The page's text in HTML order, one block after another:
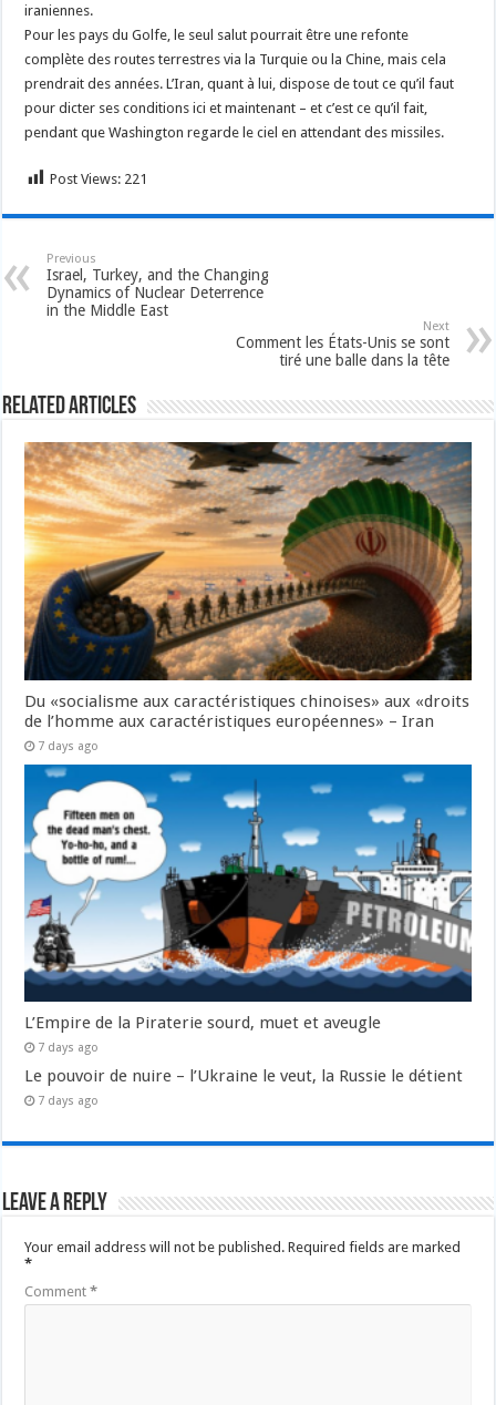
iraniennes.
Pour les pays du Golfe, le seul salut pourrait être une refonte
complète des routes terrestres via la Turquie ou la Chine, mais cela
prendrait des années. L’Iran, quant à lui, dispose de tout ce qu’il faut
pour dicter ses conditions ici et maintenant – et c’est ce qu’il fait,
pendant que Washington regarde le ciel en attendant des missiles.
Post Views: 221
Previous
Israel, Turkey, and the Changing
Dynamics of Nuclear Deterrence
in the Middle East
Next
Comment les États-Unis se sont
tiré une balle dans la tête
Related Articles
Du «socialisme aux caractéristiques chinoises» aux «droits
de l’homme aux caractéristiques européennes» – Iran
7 days ago
L’Empire de la Piraterie sourd, muet et aveugle
7 days ago
Le pouvoir de nuire – l’Ukraine le veut, la Russie le détient
7 days ago
Leave a Reply
Your email address will not be published. Required fields are marked
*
Comment*